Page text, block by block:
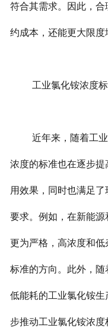
符合其需求。因此，
约成本，还能更大限度
工业氯化铵浓度
近年来，随着工
浓度的标准也在逐步
用效果，同时也满足
要求。例如，在新能
更为严格，高浓度和
标准的方向。此外，随
低能耗的工业氯化铵
步推动工业氯化铵浓度